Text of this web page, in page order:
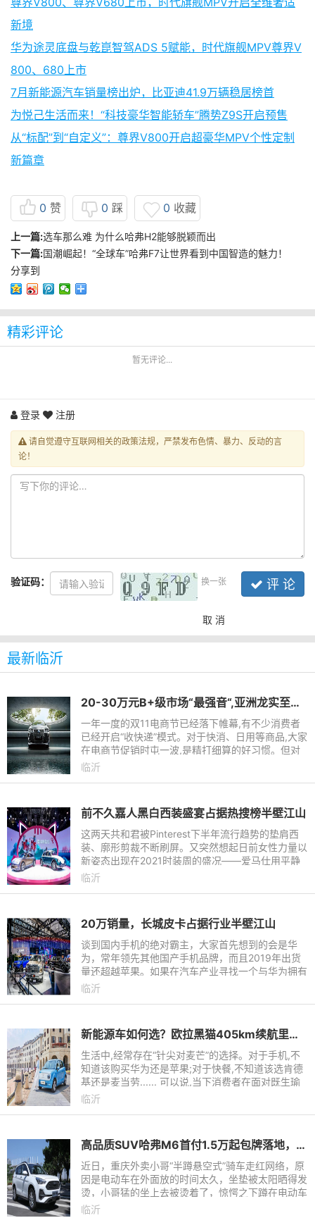
新境
华为途灵底盘与乾崑智驾ADS 5赋能，时代旗舰MPV尊界V
800、680上市
7月新能源汽车销量榜出炉，比亚迪41.9万辆稳居榜首
为悦己生活而来！“科技豪华智能轿车”腾势Z9S开启预售
从“标配”到“自定义”：尊界V800开启超豪华MPV个性定制
新篇章
0 赞 0 踩 0 收藏
上一篇:选车那么难 为什么哈弗H2能够脱颖而出
下一篇:国潮崛起！“全球车”哈弗F7让世界看到中国智造的魅力！
分享到
精彩评论
暂无评论...
登录 注册
请自觉遵守互联网相关的政策法规，严禁发布色情、暴力、反动的言
论！
验证码： 换一张 评 论
取 消
最新临沂
20-30万元B+级市场“最强音“,亚洲龙实至名归
一年一度的双11电商节已经落下帷幕,有不少消费者
已经开启“收快递”模式。对于快消、日用等商品,大家
在电商节促销时屯一波,是精打细算的好习惯。但对
于一些大件商品消费,比如买车,“早买早享受”永远是
临沂
前不久嘉人黑白西装盛宴占据热搜榜半壁江山
这两天共和君被Pinterest下半年流行趋势的垫肩西
装、廓形剪裁不断刷屏。又突然想起日前女性力量以
新姿态出现在2021时装周的盛况——爱马仕用平静
的姿态释放女性为自由而穿的理念▲LV酝酿了一场
临沂
20万销量，长城皮卡占据行业半壁江山
谈到国内手机的绝对霸主，大家首先想到的会是华
为，常年领先其他国产手机品牌，而且2019年出货
量还超越苹果。如果在汽车产业寻找一个与华为拥有
相同地位的品牌，长城皮卡绝对是首选。长城皮卡已
临沂
新能源车如何选？欧拉黑猫405km续航里程甩零跑T03八条街
生活中,经常存在“针尖对麦芒”的选择。对于手机,不
知道该购买华为还是苹果;对于快餐,不知道该选肯德
基还是麦当劳...... 可以说,当下消费者在面对既生瑜
何生亮，实力比较接近的产品时，尤其对于追求完
临沂
高品质SUV哈弗M6首付1.5万起包牌落地，从此告别单车和摩托
近日，重庆外卖小哥“半蹲悬空式”骑车走红网络，原
因是电动车在外面放的时间太久，坐垫被太阳晒得发
烫，小哥猛的坐上去被烫着了，惊愕之下蹲在电动车
上骑车继续行驶。这一视频引得无数网友评论都说太
临沂